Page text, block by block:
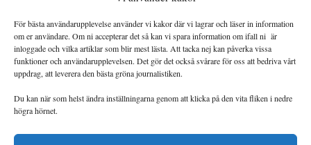
För bästa användarupplevelse använder vi kakor där vi lagrar och läser in information
om er användare. Om ni accepterar det så kan vi spara information om ifall ni är
inloggade och vilka artiklar som blir mest lästa. Att tacka nej kan påverka vissa
funktioner och användarupplevelsen. Det gör det också svårare för oss att bedriva vårt
uppdrag, att leverera den bästa gröna journalistiken.
Du kan när som helst ändra inställningarna genom att klicka på den vita fliken i nedre
högra hörnet.
Landets Fria Tidning är en nyhetstidning med bred bevakning av
det viktigaste som händer lokalt och globalt och med fokus på
omställningsrörelsen. En omställning till ett hållbart samhälle går
både via starka och lika rättigheter för alla människor, minskade
ekonomiska och sociala klyftor, samt utrymme för allt levande att
utvecklas och frodas.